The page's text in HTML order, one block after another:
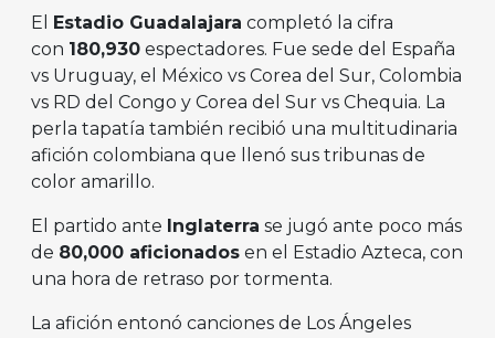
El Estadio Guadalajara completó la cifra
con 180,930 espectadores. Fue sede del España
vs Uruguay, el México vs Corea del Sur, Colombia
vs RD del Congo y Corea del Sur vs Chequia. La
perla tapatía también recibió una multitudinaria
afición colombiana que llenó sus tribunas de
color amarillo.
El partido ante Inglaterra se jugó ante poco más
de 80,000 aficionados en el Estadio Azteca, con
una hora de retraso por tormenta.
La afición entonó canciones de Los Ángeles